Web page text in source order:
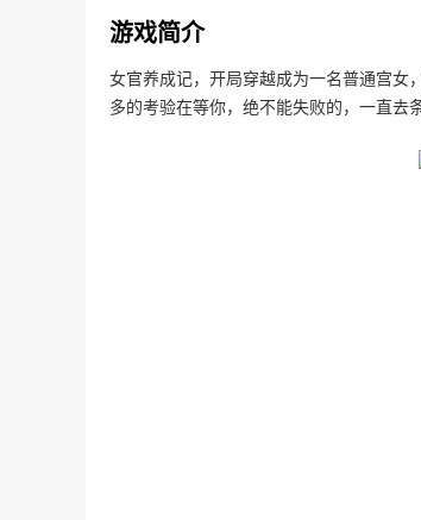
游戏简介
女官养成记，开局穿越成为一名普通宫女
多的考验在等你，绝不能失败的，一直去